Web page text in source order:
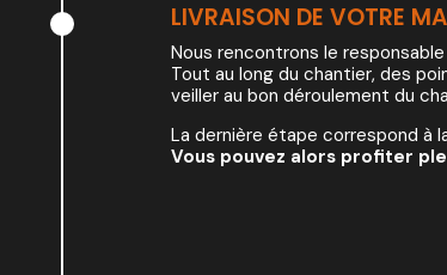
LIVRAISON DE VOTRE
Nous rencontrons le
Tout au long du chantier, des
veiller au bon déroulement du
La dernière étape correspond à
Vous pouvez alors profiter